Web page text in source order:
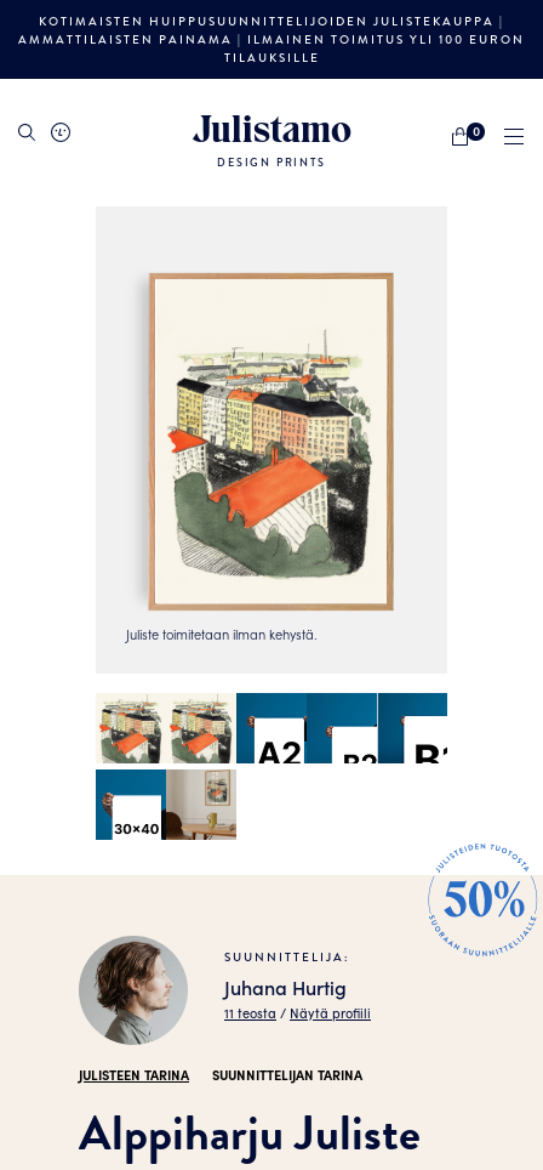
KOTIMAISTEN HUIPPUSUUNNITTELIJOIDEN JULISTEKAUPPA |
AMMATTILAISTEN PAINAMA | ILMAINEN TOIMITUS YLI 100 EURON
TILAUKSILLE
Julistamo
DESIGN PRINTS
0
SUUNNITTELIJA:
Juhana Hurtig
11 teosta / Näytä profiili
JULISTEEN TARINA SUUNNITTELIJAN TARINA
Alppiharju Juliste